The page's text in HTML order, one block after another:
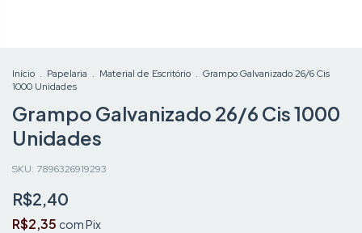
Início . Papelaria . Material de Escritório . Grampo Galvanizado 26/6 Cis
1000 Unidades
Grampo Galvanizado 26/6 Cis 1000
Unidades
SKU: 7896326919293
R$2,40
R$2,35 comPix